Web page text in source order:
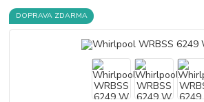
DOPRAVA ZDARMA